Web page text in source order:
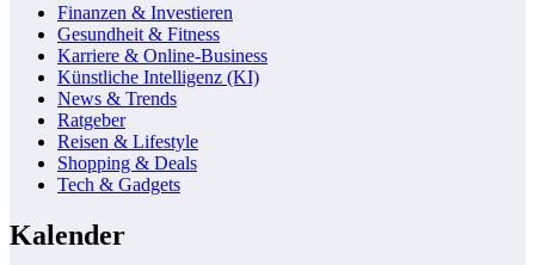
Finanzen & Investieren
Gesundheit & Fitness
Karriere & Online-Business
Künstliche Intelligenz (KI)
News & Trends
Ratgeber
Reisen & Lifestyle
Shopping & Deals
Tech & Gadgets
Kalender